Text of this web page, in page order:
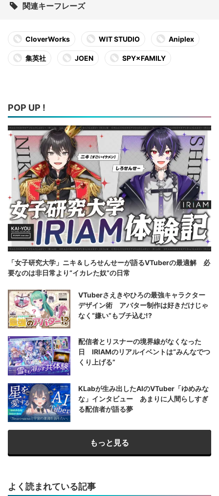
関連キーフレーズ
CloverWorks WIT STUDIO Aniplex
集英社 JOEN SPY×FAMILY
POP UP !
「女子研究大学」ニキ＆しろせんせーが語るVTuberの最適解 必
要なのは非日常より“イカレた奴”の日常
VTuberさえきやひろの最強キャラクター
デザイン術 アバター制作は好きだけじゃ
なく“嫌い”もブチ込む!?
配信者とリスナーの境界線がなくなった
日 IRIAMのリアルイベントは“みんなでつ
くり上げる”
KLabが生み出したAIのVTuber「ゆめみな
な」インタビュー あまりに人間らしすぎ
る配信者が語る夢
もっと見る
よく読まれている記事